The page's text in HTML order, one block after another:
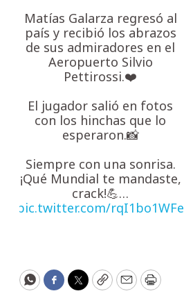
Matías Galarza regresó al
país y recibió los abrazos
de sus admiradores en el
Aeropuerto Silvio
Pettirossi.❤️
El jugador salió en fotos
con los hinchas que lo
esperaron.📸
Siempre con una sonrisa.
¡Qué Mundial te mandaste,
crack!💪…
pic.twitter.com/rqI1bo1WFe
WhatsApp
Facebook
Twitter
CopyEmailPrint